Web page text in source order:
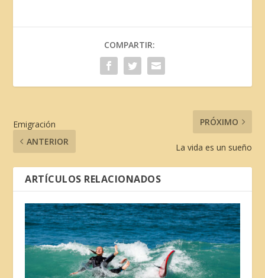
COMPARTIR:
Emigración
ANTERIOR
PRÓXIMO
La vida es un sueño
ARTÍCULOS RELACIONADOS